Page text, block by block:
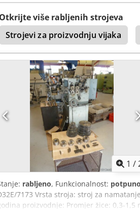
Otkrijte više rabljenih strojeva
Strojevi za proizvodnju vijaka
1 /
rabljeno, Funkcionalnost:
7173 Vrsta stroja: stroj za
proizvodnje: Promjer žice: 0,3-
Aswi S Uxsmaof Učinak - komada/min: 52